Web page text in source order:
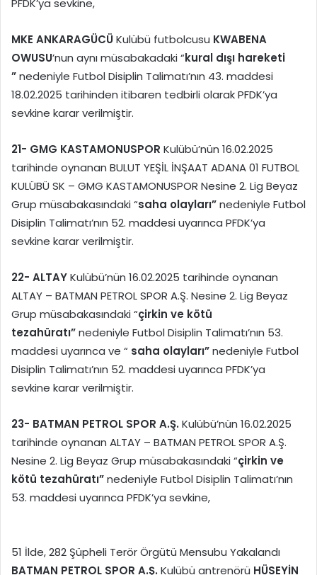
PFDK’ya sevkine,
MKE ANKARAGÜCÜKulübü futbolcusu KWABENA
OWUSU’nun aynı müsabakadaki “kural dışı hareketi
”nedeniyle Futbol Disiplin Talimatı’nın 43. maddesi
18.02.2025 tarihinden itibaren tedbirli olarak PFDK’ya
sevkine karar verilmiştir.
21- GMG KASTAMONUSPOR Kulübü’nün 16.02.2025
tarihinde oynanan BULUT YEŞİL İNŞAAT ADANA 01 FUTBOL
KULÜBÜ SK – GMG KASTAMONUSPOR Nesine 2. Lig Beyaz
Grup müsabakasındaki “saha olayları”nedeniyle Futbol
Disiplin Talimatı’nın 52. maddesi uyarınca PFDK’ya
sevkine karar verilmiştir.
22- ALTAYKulübü’nün 16.02.2025 tarihinde oynanan
ALTAY – BATMAN PETROL SPOR A.Ş. Nesine 2. Lig Beyaz
Grup müsabakasındaki “çirkin ve kötü
tezahüratı”nedeniyle Futbol Disiplin Talimatı’nın 53.
maddesi uyarınca ve “ saha olayları”nedeniyle Futbol
Disiplin Talimatı’nın 52. maddesi uyarınca PFDK’ya
sevkine karar verilmiştir.
23- BATMAN PETROL SPOR A.Ş. Kulübü’nün 16.02.2025
tarihinde oynanan ALTAY – BATMAN PETROL SPOR A.Ş.
Nesine 2. Lig Beyaz Grup müsabakasındaki “çirkin ve
kötü tezahüratı”nedeniyle Futbol Disiplin Talimatı’nın
53. maddesi uyarınca PFDK’ya sevkine,
51 İlde, 282 Şüpheli Terör Örgütü Mensubu Yakalandı
BATMAN PETROL SPOR A.Ş. Kulübü antrenörü HÜSEYİN